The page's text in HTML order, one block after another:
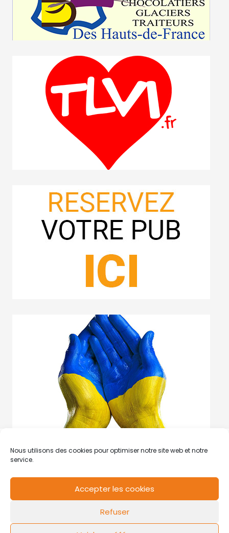
Nous utilisons des cookies pour optimiser notre site web et notre
service.
Accepter les cookies
Refuser
Mentions légales Politique de cookies
FLOW44